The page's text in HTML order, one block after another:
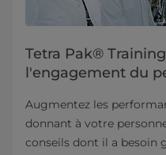
Tetra Pak®
l'engagement du
Augmentez les
donnant à votre
conseils dont il a besoin